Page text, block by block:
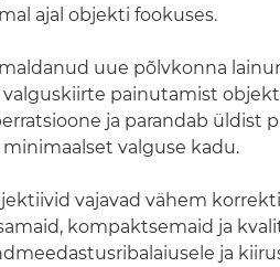
ajal objekti fookuses.
uue põlvkonna
painutamist
ja parandab üldist
valguse kadu.
vajavad vähem
kompaktsemaid ja
ja